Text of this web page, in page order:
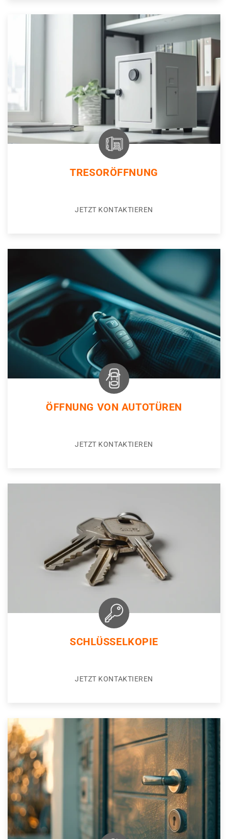
TRESORÖFFNUNG
JETZT KONTAKTIEREN
ÖFFNUNG VON AUTOTÜREN
JETZT KONTAKTIEREN
SCHLÜSSELKOPIE
JETZT KONTAKTIEREN